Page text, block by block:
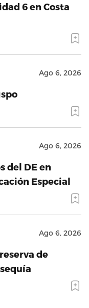
6 en Costa
Ago 6, 2026
Ago 6, 2026
del DE en
Especial
Ago 6, 2026
de